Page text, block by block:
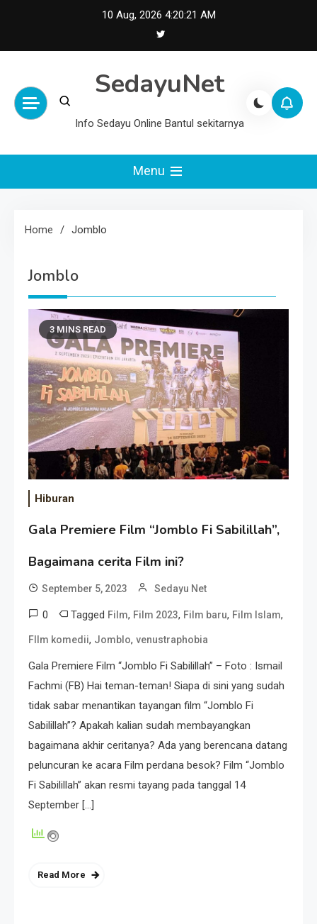
10 Aug, 2026 4:20:21 AM
SedayuNet
Info Sedayu Online Bantul sekitarnya
Menu
Home Jomblo
Jomblo
3 MINS READ
Hiburan
Gala Premiere Film “Jomblo Fi Sabilillah”,
Bagaimana cerita Film ini?
September 5, 2023 Sedayu Net
0 Tagged Film, Film 2023, Film baru, Film Islam,
FIlm komedii, Jomblo, venustraphobia
Gala Premiere Film “Jomblo Fi Sabilillah” – Foto : Ismail
Fachmi (FB) Hai teman-teman! Siapa di sini yang sudah
tidak sabar menantikan tayangan film “Jomblo Fi
Sabilillah”? Apakah kalian sudah membayangkan
bagaimana akhir ceritanya? Ada yang berencana datang
peluncuran ke acara Film perdana besok? Film “Jomblo
Fi Sabilillah” akan resmi tayang pada tanggal 14
September […]
Read More